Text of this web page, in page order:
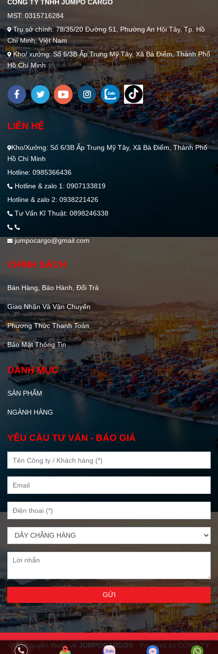
CÔNG TY TNHH JUMPO CARGO
MST: 0315716284
Trụ sở chính: 78/35/20 Đường 51, Phường An Hội Tây, Tp. Hồ
Chí Minh, Việt Nam
Kho/ xưởng: Số 6/3B Ấp Trung Mỹ Tây, Xã Bà Điểm, Thành Phố
Hồ Chí Minh
LIÊN HỆ
Kho/Xưởng: Số 6/3B Ấp Trung Mỹ Tây, Xã Bà Điểm, Thành Phố
Hồ Chí Minh
Hotline: 0985366436
Hotline & zalo 1: 0907133819
Hotline & zalo 2: 0938221426
Tư Vấn Kĩ Thuật: 0898246338
jumpocargo@gmail.com
CHÍNH SÁCH
Bán Hàng, Bảo Hành, Đổi Trả
Giao Nhận Và Vận Chuyển
Phương Thức Thanh Toán
Bảo Mật Thông Tin
DANH MỤC
SẢN PHẨM
NGÀNH HÀNG
YÊU CẦU TƯ VẤN - BÁO GIÁ
GỬI
© Bản quyền thuộc về JUMPOCARGO® - Powered by CÔNG TY